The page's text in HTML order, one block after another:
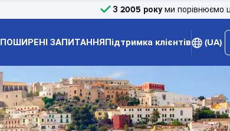
З 2005 року ми порівнюємо
ПОШИРЕНІ ЗАПИТАННЯПідтримка клієнтів (UA)